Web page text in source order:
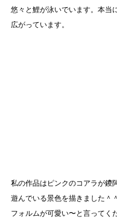
悠々と鯉が泳いでいます。本当
広がっています。
私の作品はピンクのコアラが鑁
遊んでいる景色を描きました＾＾
フォルムが可愛い〜と言ってく